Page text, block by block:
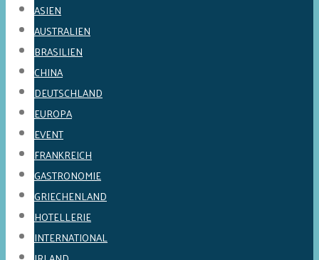
ASIEN
AUSTRALIEN
BRASILIEN
CHINA
DEUTSCHLAND
EUROPA
EVENT
FRANKREICH
GASTRONOMIE
GRIECHENLAND
HOTELLERIE
INTERNATIONAL